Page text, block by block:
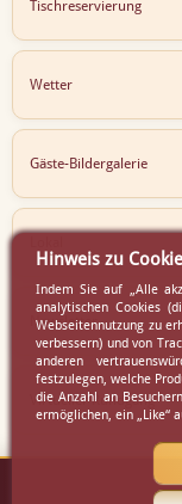
Tischreservierung
Wetter
Gäste-Bildergalerie
Newsletter
Virtueller Rundgang
Hinweis zu
Indem Sie auf „Alle
analytischen Cookies
Webseitennutzung zu
verbessern) und von
anderen
festzulegen, welche
die Anzahl an
ermöglichen, ein „Like“